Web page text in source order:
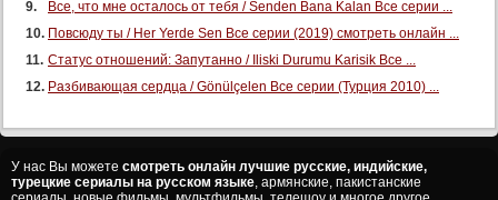
Все, что мне осталось от тебя / Senden Bana Kalan Все серии ...
Повсюду ты / Her Yerde Sen Все серии (2019) смотреть онлайн ...
Статус отношений: Запутанно / Iliski Durumu Karisik Все ...
Разбивающая сердца / Gönülçelen Все серии (Турция 2010) ...
У нас Вы можете смотреть онлайн лучшие русские, индийские,
турецкие сериалы на русском языке, армянские, пакистанские